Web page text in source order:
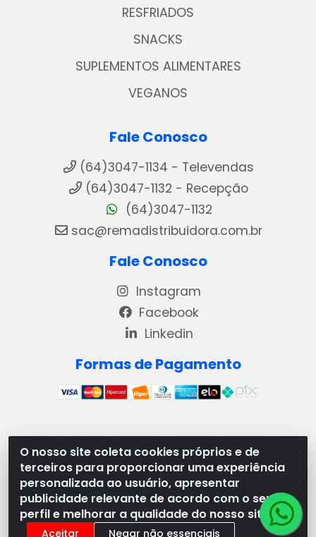
O nosso site coleta cookies próprios e de
terceiros para proporcionar uma experiência
personalizada ao usuário, apresentar
publicidade relevante de acordo com o seu
perfil e melhorar a qualidade do nosso site.
Aceitar Negar não essenciais
RESFRIADOS
SNACKS
SUPLEMENTOS ALIMENTARES
VEGANOS
Fale Conosco
(64)3047-1134 - Televendas
(64)3047-1132 - Recepção
(64)3047-1132
sac@remadistribuidora.com.br
Fale Conosco
Instagram
Facebook
Linkedin
Formas de Pagamento
REMA DISTRIBUIDORA E REPRESENTAÇÕES DE
PRODUTOS LACTEOS LTDA - VIA DPI 6 QD 4 LOTES
13 E 14, BAIRRO DPI - MORRINHOS/GO - CEP:75.653-
408 - CNPJ: 03.369.186/0001-49